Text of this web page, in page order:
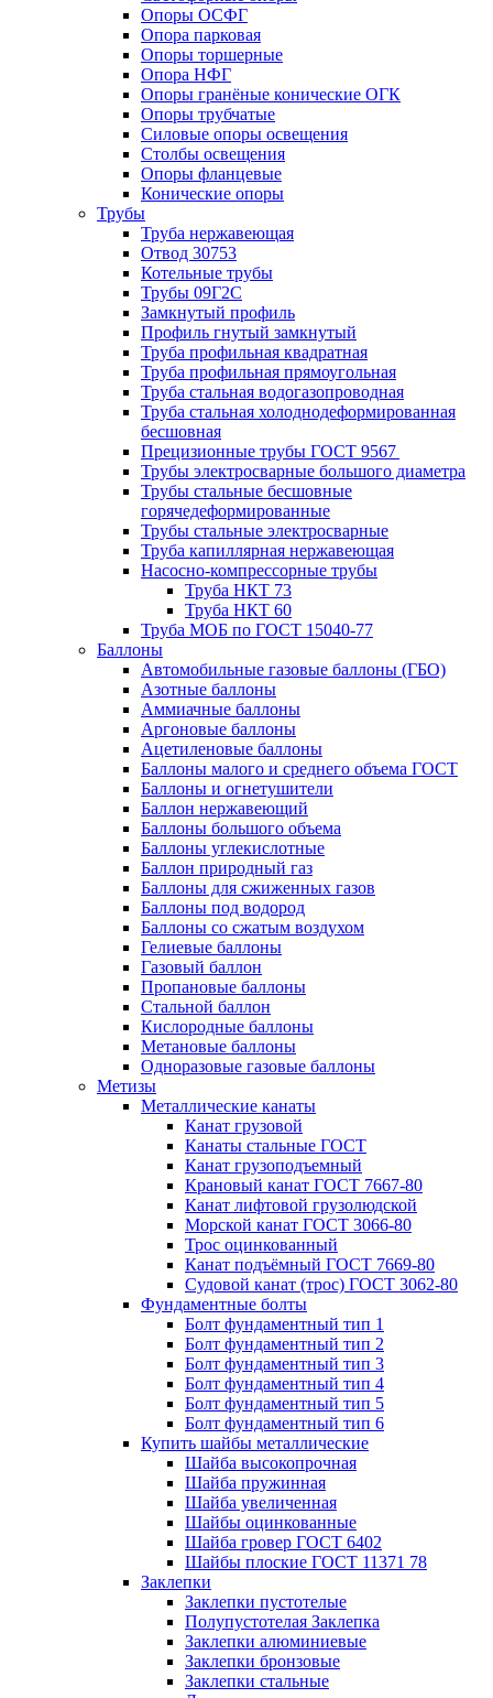
Опоры ОСФГ
Опора парковая
Опоры торшерные
Опора НФГ
Опоры гранёные конические ОГК
Опоры трубчатые
Силовые опоры освещения
Столбы освещения
Опоры фланцевые
Конические опоры
Трубы
Труба нержавеющая
Отвод 30753
Котельные трубы
Трубы 09Г2С
Замкнутый профиль
Профиль гнутый замкнутый
Труба профильная квадратная
Труба профильная прямоугольная
Труба стальная водогазопроводная
Труба стальная холоднодеформированная
бесшовная
Прецизионные трубы ГОСТ 9567
Трубы электросварные большого диаметра
Трубы стальные бесшовные
горячедеформированные
Трубы стальные электросварные
Труба капиллярная нержавеющая
Насосно-компрессорные трубы
Труба НКТ 73
Труба НКТ 60
Труба МОБ по ГОСТ 15040-77
Баллоны
Автомобильные газовые баллоны (ГБО)
Азотные баллоны
Аммиачные баллоны
Аргоновые баллоны
Ацетиленовые баллоны
Баллоны малого и среднего объема ГОСТ
Баллоны и огнетушители
Баллон нержавеющий
Баллоны большого объема
Баллоны углекислотные
Баллон природный газ
Баллоны для сжиженных газов
Баллоны под водород
Баллоны со сжатым воздухом
Гелиевые баллоны
Газовый баллон
Пропановые баллоны
Стальной баллон
Кислородные баллоны
Метановые баллоны
Одноразовые газовые баллоны
Метизы
Металлические канаты
Канат грузовой
Канаты стальные ГОСТ
Канат грузоподъемный
Крановый канат ГОСТ 7667-80
Канат лифтовой грузолюдской
Морской канат ГОСТ 3066-80
Трос оцинкованный
Канат подъёмный ГОСТ 7669-80
Судовой канат (трос) ГОСТ 3062-80
Фундаментные болты
Болт фундаментный тип 1
Болт фундаментный тип 2
Болт фундаментный тип 3
Болт фундаментный тип 4
Болт фундаментный тип 5
Болт фундаментный тип 6
Купить шайбы металлические
Шайба высокопрочная
Шайба пружинная
Шайба увеличенная
Шайбы оцинкованные
Шайба гровер ГОСТ 6402
Шайбы плоские ГОСТ 11371 78
Заклепки
Заклепки пустотелые
Полупустотелая Заклепка
Заклепки алюминиевые
Заклепки бронзовые
Заклепки стальные